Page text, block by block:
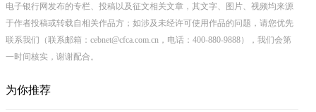
电子银行网发布的专栏、投稿以及征文相关文章，其文字、图片、视频均来源
于作者投稿或转载自相关作品方；如涉及未经许可使用作品的问题，请您优先
联系我们（联系邮箱：cebnet@cfca.com.cn，电话：400-880-9888），我们会第
一时间核实，谢谢配合。
为你推荐